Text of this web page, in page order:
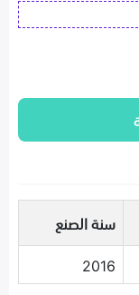
سنة الصنع
2016